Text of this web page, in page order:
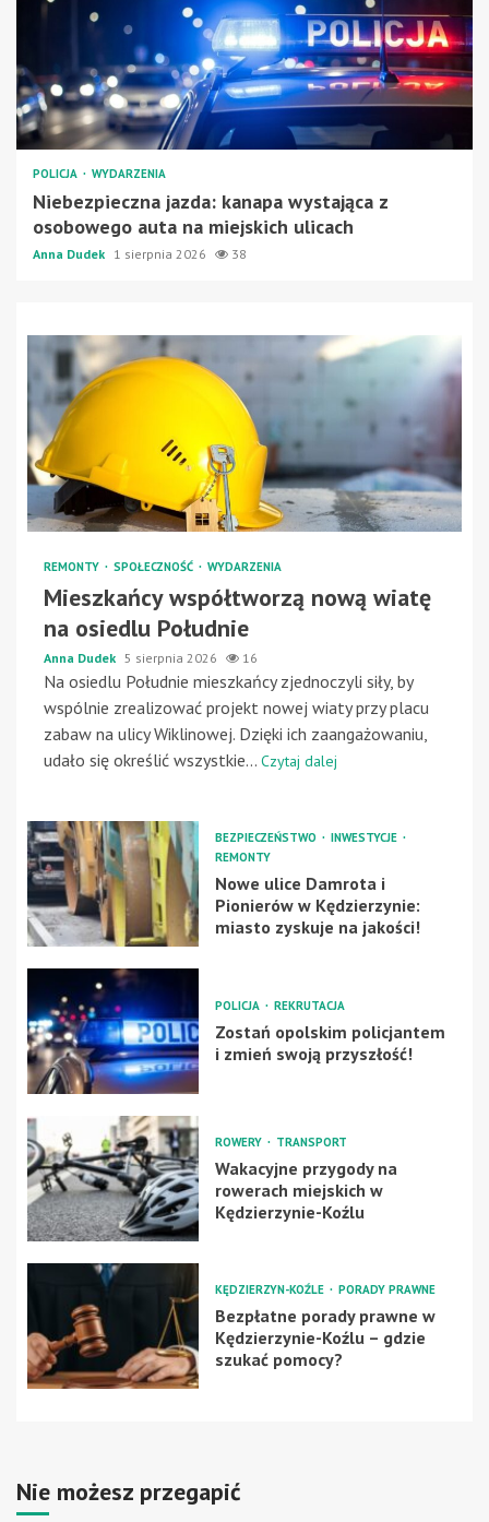
POLICJA WYDARZENIA
Niebezpieczna jazda: kanapa wystająca z
osobowego auta na miejskich ulicach
Anna Dudek 1 sierpnia 2026 38
REMONTY SPOŁECZNOŚĆ WYDARZENIA
Mieszkańcy współtworzą nową wiatę
na osiedlu Południe
Anna Dudek 5 sierpnia 2026 16
Na osiedlu Południe mieszkańcy zjednoczyli siły, by
wspólnie zrealizować projekt nowej wiaty przy placu
zabaw na ulicy Wiklinowej. Dzięki ich zaangażowaniu,
udało się określić wszystkie... Czytaj dalej
BEZPIECZEŃSTWO
INWESTYCJE
REMONTY
Nowe ulice Damrota i
Pionierów w Kędzierzynie:
miasto zyskuje na jakości!
POLICJA REKRUTACJA
Zostań opolskim policjantem
i zmień swoją przyszłość!
ROWERY TRANSPORT
Wakacyjne przygody na
rowerach miejskich w
Kędzierzynie-Koźlu
KĘDZIERZYN-KOŹLE PORADY PRAWNE
Bezpłatne porady prawne w
Kędzierzynie-Koźlu – gdzie
szukać pomocy?
Nie możesz przegapić